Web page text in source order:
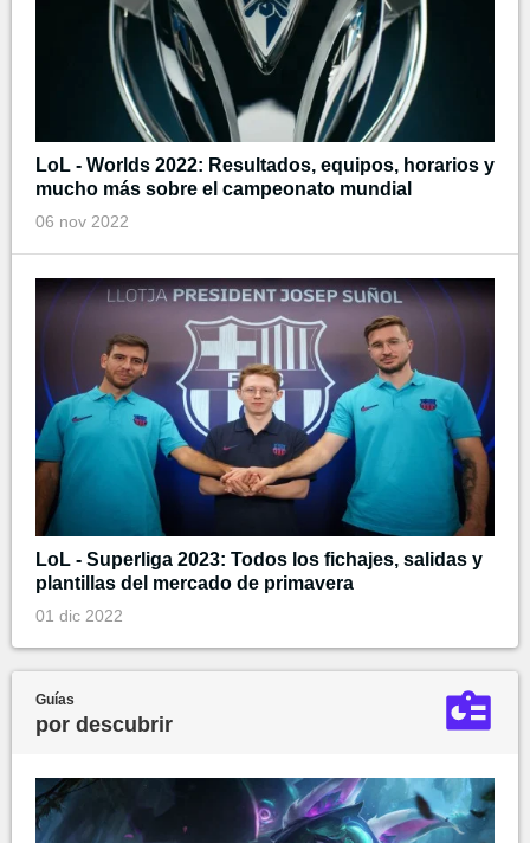
LoL - Worlds 2022: Resultados, equipos, horarios y
mucho más sobre el campeonato mundial
06 nov 2022
LoL - Superliga 2023: Todos los fichajes, salidas y
plantillas del mercado de primavera
01 dic 2022
Guías
por descubrir